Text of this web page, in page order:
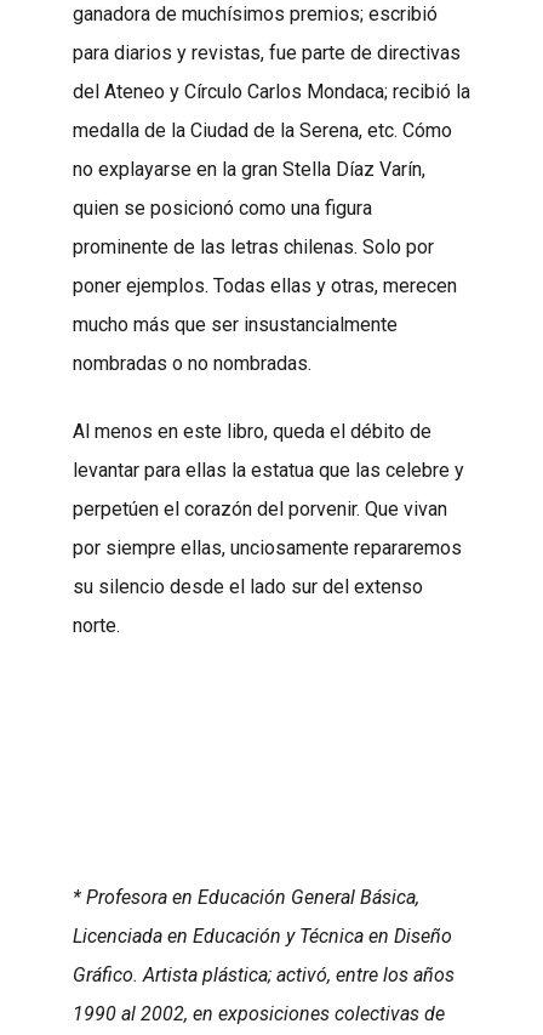
ganadora de muchísimos premios; escribió
para diarios y revistas, fue parte de directivas
del Ateneo y Círculo Carlos Mondaca; recibió la
medalla de la Ciudad de la Serena, etc. Cómo
no explayarse en la gran Stella Díaz Varín,
quien se posicionó como una figura
prominente de las letras chilenas. Solo por
poner ejemplos. Todas ellas y otras, merecen
mucho más que ser insustancialmente
nombradas o no nombradas.
Al menos en este libro, queda el débito de
levantar para ellas la estatua que las celebre y
perpetúen el corazón del porvenir. Que vivan
por siempre ellas, unciosamente repararemos
su silencio desde el lado sur del extenso
norte.
* Profesora en Educación General Básica,
Licenciada en Educación y Técnica en Diseño
Gráfico. Artista plástica; activó, entre los años
1990 al 2002, en exposiciones colectivas de